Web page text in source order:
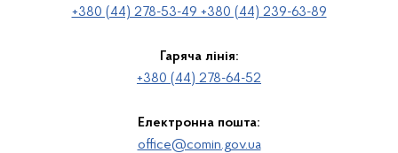
+380 (44) 278-53-49 +380 (44) 239-63-89
Гаряча лінія:
+380 (44) 278-64-52
Електронна пошта:
office@comin.gov.ua